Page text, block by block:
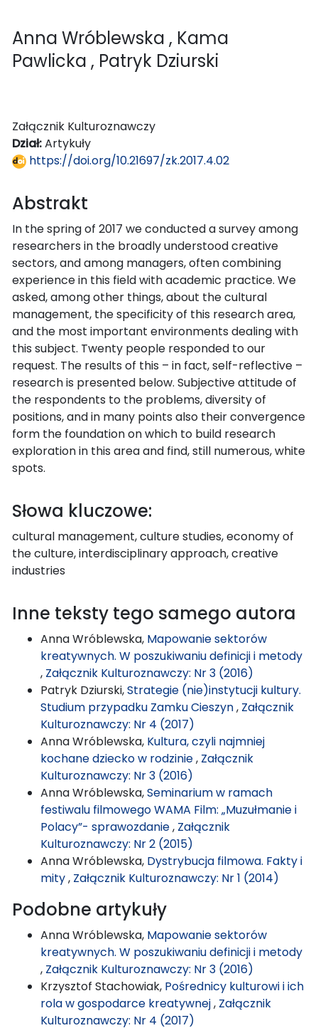
Anna Wróblewska , Kama
Pawlicka , Patryk Dziurski
Załącznik Kulturoznawczy
Dział:Artykuły
https://doi.org/10.21697/zk.2017.4.02
Abstrakt
In the spring of 2017 we conducted a survey among
researchers in the broadly understood creative
sectors, and among managers, often combining
experience in this field with academic practice. We
asked, among other things, about the cultural
management, the specificity of this research area,
and the most important environments dealing with
this subject. Twenty people responded to our
request. The results of this – in fact, self-reflective –
research is presented below. Subjective attitude of
the respondents to the problems, diversity of
positions, and in many points also their convergence
form the foundation on which to build research
exploration in this area and find, still numerous, white
spots.
Słowa kluczowe:
cultural management, culture studies, economy of
the culture, interdisciplinary approach, creative
industries
Inne teksty tego samego autora
Anna Wróblewska, Mapowanie sektorów
kreatywnych. W poszukiwaniu definicji i metody
, Załącznik Kulturoznawczy: Nr 3 (2016)
Patryk Dziurski,Strategie (nie)instytucji kultury.
Studium przypadku Zamku Cieszyn, Załącznik
Kulturoznawczy: Nr 4 (2017)
Anna Wróblewska, Kultura, czyli najmniej
kochane dziecko w rodzinie, Załącznik
Kulturoznawczy: Nr 3 (2016)
Anna Wróblewska,Seminarium w ramach
festiwalu filmowego WAMA Film: „Muzułmanie i
Polacy”- sprawozdanie, Załącznik
Kulturoznawczy: Nr 2 (2015)
Anna Wróblewska, Dystrybucja filmowa. Fakty i
mity, Załącznik Kulturoznawczy: Nr 1 (2014)
Podobne artykuły
Anna Wróblewska, Mapowanie sektorów
kreatywnych. W poszukiwaniu definicji i metody
, Załącznik Kulturoznawczy: Nr 3 (2016)
Krzysztof Stachowiak, Pośrednicy kulturowi i ich
rola w gospodarce kreatywnej, Załącznik
Kulturoznawczy: Nr 4 (2017)